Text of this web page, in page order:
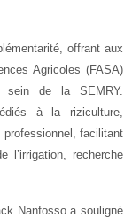
offrant aux
Agricoles (FASA)
sein de la SEMRY.
à la riziculture,
facilitant
l’irrigation, recherche
Nanfosso a souligné